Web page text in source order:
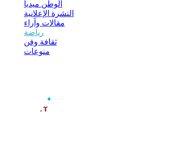
الوطن ميديا
النشرة الإعلانية
مقالات وآراء
رياضة
ثقافة وفن
منوعات
‫آخر